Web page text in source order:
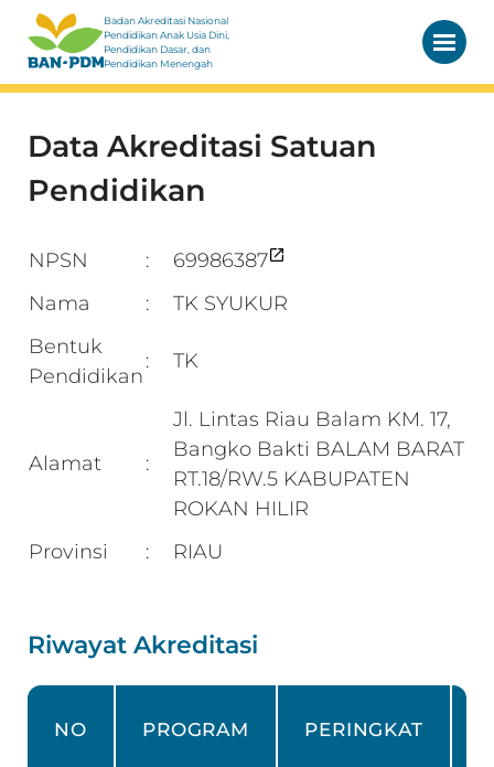
Badan Akreditasi Nasional
Pendidikan Anak Usia Dini,
Pendidikan Dasar, dan
Pendidikan Menengah
Data Akreditasi Satuan
Pendidikan
NPSN :
69986387
Nama
:
TK SYUKUR
Bentuk
Pendidikan
: TK
Alamat :
Jl. Lintas Riau Balam KM. 17,
Bangko Bakti BALAM BARAT
RT.18/RW.5 KABUPATEN
ROKAN HILIR
Provinsi
: RIAU
Riwayat Akreditasi
NO PROGRAM PERINGKAT